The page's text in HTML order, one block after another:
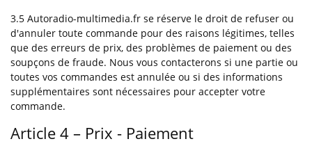
3.5 Autoradio-multimedia.fr se réserve le droit de refuser ou
d'annuler toute commande pour des raisons légitimes, telles
que des erreurs de prix, des problèmes de paiement ou des
soupçons de fraude. Nous vous contacterons si une partie ou
toutes vos commandes est annulée ou si des informations
supplémentaires sont nécessaires pour accepter votre
commande.
Article 4 – Prix - Paiement